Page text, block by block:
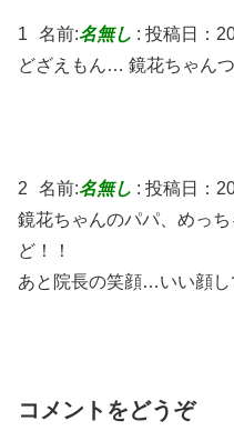
1 名前:名無し : 投稿日：
どざえもん… 鏡花ちゃん
2 名前:名無し : 投稿日：
鏡花ちゃんのパパ、めっ
ど！！
あと院長の笑顔…いい顔し
コメントをどうぞ